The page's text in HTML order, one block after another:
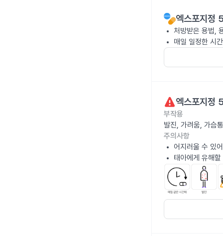
엑스포지
처방받은 용법,
매일 일정한 시
엑스포지
부작용
발진, 가려움, 가슴
주의사항
어지러울 수 있
태아에게 유해